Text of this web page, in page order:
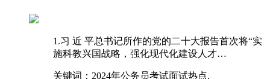
1.习 近 平总书记所作的党的二十大报告首次将“实
施科教兴国战略，强化现代化建设人才…
关键词： 2024年公务员考试面试热点,